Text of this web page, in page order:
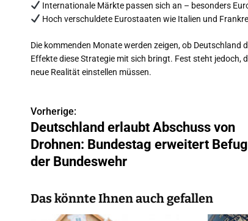
Internationale Märkte passen sich an – besonders
Hoch verschuldete Eurostaaten wie Italien und
Die kommenden Monate werden zeigen, ob
Effekte diese Strategie mit sich bringt. Fest steht
neue Realität einstellen müssen.
B
e
i
r
Vorherige:
Deutschland erlaubt Abschuss von
Drohnen: Bundestag erweitert
der Bundeswehr
Das könnte Ihnen auch gefallen